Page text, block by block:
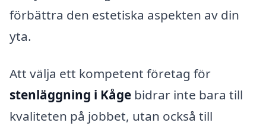
förbättra den estetiska aspekten av din
yta.
Att välja ett kompetent företag för
stenläggning i Kåge bidrar inte bara till
kvaliteten på jobbet, utan också till